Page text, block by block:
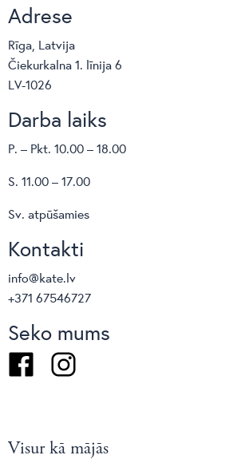
Adrese
Rīga, Latvija
Čiekurkalna 1. līnija 6
LV-1026
Darba laiks
P. – Pkt. 10.00 – 18.00
S. 11.00 – 17.00
Sv. atpūšamies
Kontakti
info@kate.lv
+371 67546727
Seko mums
FacebookInstagram
Visur kā mājās